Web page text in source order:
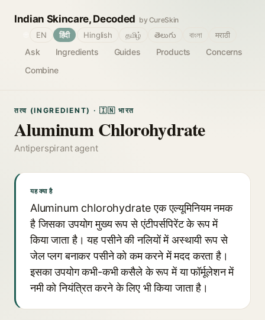
Indian Skincare, Decoded by CureSkin
Ask Ingredients Guides Products
Concerns
Combine
EN हिंदी Hinglish தமிழ் తెలుగు বাংলা मराठी
तत्व (INGREDIENT) · 🇮🇳 भारत
Aluminum Chlorohydrate
Antiperspirant agent
यह क्या है
Aluminum chlorohydrate एक एल्यूमिनियम नमक
है जिसका उपयोग मुख्य रूप से एंटीपर्सपिरेंट के रूप में
किया जाता है। यह पसीने की नलियों में अस्थायी रूप से
जेल प्लग बनाकर पसीने को कम करने में मदद करता है।
इसका उपयोग कभी-कभी कसैले के रूप में या फॉर्मूलेशन में
नमी को नियंत्रित करने के लिए भी किया जाता है।